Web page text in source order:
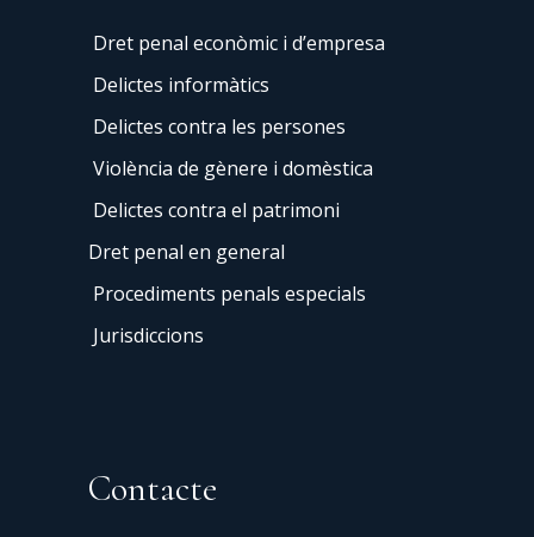
Dret penal econòmic i d’empresa
Delictes informàtics
Delictes contra les persones
Violència de gènere i domèstica
Delictes contra el patrimoni
Dret penal en general
Procediments penals especials
Jurisdiccions
Contacte